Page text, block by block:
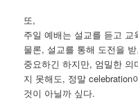
또,
주일 예배는 설교를 듣고
물론, 설교를 통해 도전을
중요하긴 하지만, 엄밀한
지 못해도, 정말 celebration
것이 아닐까 싶다.